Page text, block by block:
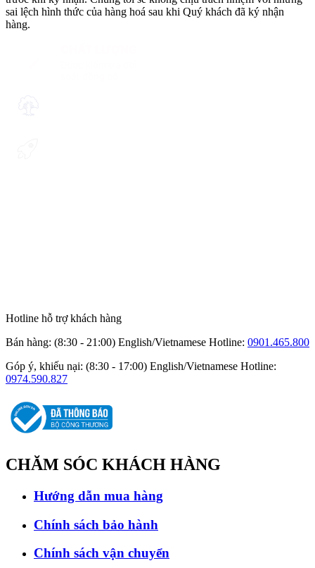
sai lệch hình thức của hàng hoá sau khi Quý khách đã ký nhận
hàng.
Hotline hỗ trợ khách hàng
Bán hàng: (8:30 - 21:00) English/Vietnamese Hotline: 0901.465.800
Góp ý, khiếu nại: (8:30 - 17:00) English/Vietnamese Hotline:
0974.590.827
CHĂM SÓC KHÁCH HÀNG
Hướng dẫn mua hàng
Chính sách bảo hành
Chính sách vận chuyển